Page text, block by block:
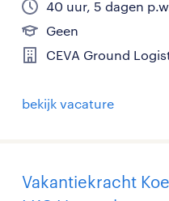
40 uur, 5 dagen
Geen
CEVA Ground
bekijk vacature
Vakantiekracht